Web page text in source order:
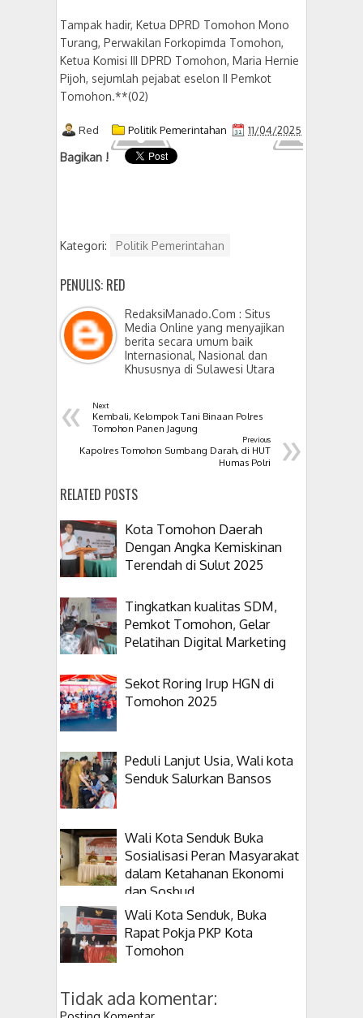
Tampak hadir, Ketua DPRD Tomohon Mono
Turang, Perwakilan Forkopimda Tomohon,
Ketua Komisi III DPRD Tomohon, Maria Hernie
Pijoh, sejumlah pejabat eselon II Pemkot
Tomohon.**(02)
Red Politik Pemerintahan 11/04/2025
Bagikan !
Kategori: Politik Pemerintahan
PENULIS: RED
RedaksiManado.Com : Situs
Media Online yang menyajikan
berita secara umum baik
Internasional, Nasional dan
Khususnya di Sulawesi Utara
« Next
Kembali, Kelompok Tani Binaan Polres
Tomohon Panen Jagung
»
Previous
Kapolres Tomohon Sumbang Darah, di HUT
Humas Polri
RELATED POSTS
Kota Tomohon Daerah
Dengan Angka Kemiskinan
Terendah di Sulut 2025
Tingkatkan kualitas SDM,
Pemkot Tomohon, Gelar
Pelatihan Digital Marketing
Sekot Roring Irup HGN di
Tomohon 2025
Peduli Lanjut Usia, Wali kota
Senduk Salurkan Bansos
Wali Kota Senduk Buka
Sosialisasi Peran Masyarakat
dalam Ketahanan Ekonomi
dan Sosbud
Wali Kota Senduk, Buka
Rapat Pokja PKP Kota
Tomohon
Tidak ada komentar: